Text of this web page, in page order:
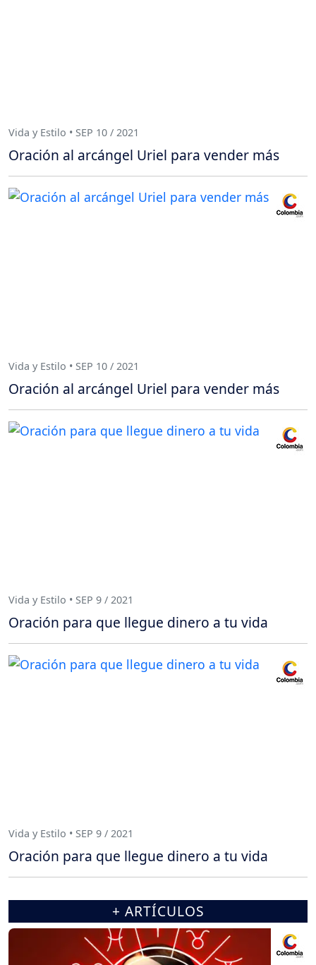
Vida y Estilo • SEP 10 / 2021
Oración al arcángel Uriel para vender más
Vida y Estilo • SEP 10 / 2021
Oración al arcángel Uriel para vender más
Vida y Estilo • SEP 9 / 2021
Oración para que llegue dinero a tu vida
Vida y Estilo • SEP 9 / 2021
Oración para que llegue dinero a tu vida
+ ARTÍCULOS